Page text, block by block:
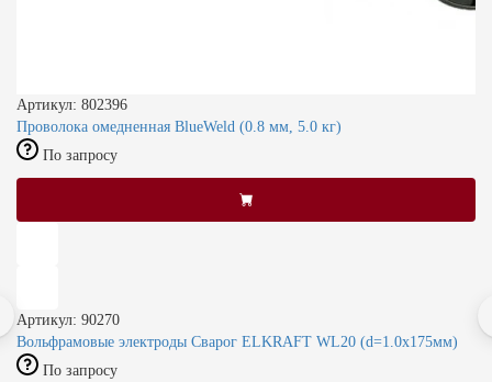
Артикул: 802396
Проволока омедненная BlueWeld (0.8 мм, 5.0 кг)
По запросу
Артикул: 90270
Вольфрамовые электроды Сварог ELKRAFT WL20 (d=1.0х175мм)
По запросу